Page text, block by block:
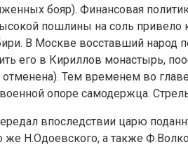
бояр). Финансовая
пошлины на соль
В Москве восставший народ
его в Кириллов монастырь,
Тем временем во
опоре самодержца.
впоследствии царю
же Н.Одоевского, а также